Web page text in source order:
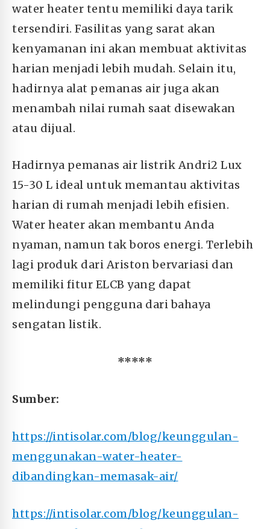
water heater tentu memiliki daya tarik
tersendiri. Fasilitas yang sarat akan
kenyamanan ini akan membuat aktivitas
harian menjadi lebih mudah. Selain itu,
hadirnya alat pemanas air juga akan
menambah nilai rumah saat disewakan
atau dijual.
Hadirnya pemanas air listrik Andri2 Lux
15-30 L ideal untuk memantau aktivitas
harian di rumah menjadi lebih efisien.
Water heater akan membantu Anda
nyaman, namun tak boros energi. Terlebih
lagi produk dari Ariston bervariasi dan
memiliki fitur ELCB yang dapat
melindungi pengguna dari bahaya
sengatan listik.
*****
Sumber:
https://intisolar.com/blog/keunggulan-
menggunakan-water-heater-
dibandingkan-memasak-air/
https://intisolar.com/blog/keunggulan-